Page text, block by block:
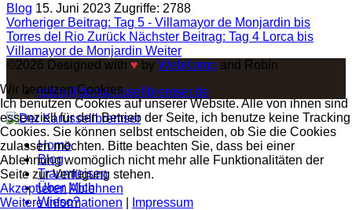
Blog 15. Juni 2023 Zugriffe: 2788
Vorheriger Beitrag: Tag 5 - Villamayor de Monjardin bis
Torres del Rio Zurück Nächster Beitrag: Tag 4 Lorca bis
Villamayor de Monjardin Weiter
©2026 Designed with ♥ by WebKomp and Robin
robin@derkarussellbremser.de
Home
Blog
Traumreisen
Über Mich
Wieso?
Wir benutzen Cookies
Ich benutzen Cookies auf unserer Website. Alle von ihnen sind
essenziell für den Betrieb der Seite, ich benutze keine Tracking
Cookies. Sie können selbst entscheiden, ob Sie die Cookies
zulassen möchten. Bitte beachten Sie, dass bei einer
Ablehnung womöglich nicht mehr alle Funktionalitäten der
Seite zur Verfügung stehen.
Akzeptieren Ablehnen
Weitere Informationen
Impressum